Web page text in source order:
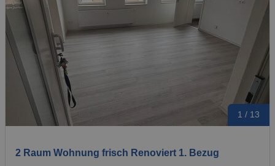
1 / 13
2 Raum Wohnung frisch Renoviert 1. Bezug